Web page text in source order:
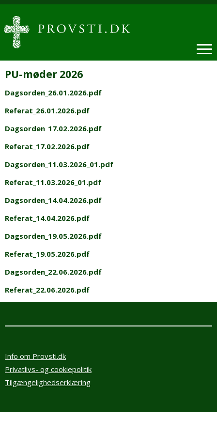
PU-møder 2026
Dagsorden_26.01.2026.pdf
Referat_26.01.2026.pdf
Dagsorden_17.02.2026.pdf
Referat_17.02.2026.pdf
Dagsorden_11.03.2026_01.pdf
Referat_11.03.2026_01.pdf
Dagsorden_14.04.2026.pdf
Referat_14.04.2026.pdf
Dagsorden_19.05.2026.pdf
Referat_19.05.2026.pdf
Dagsorden_22.06.2026.pdf
Referat_22.06.2026.pdf
Info om Provsti.dk
Privatlivs- og cookiepolitik
Tilgængelighedserklæring